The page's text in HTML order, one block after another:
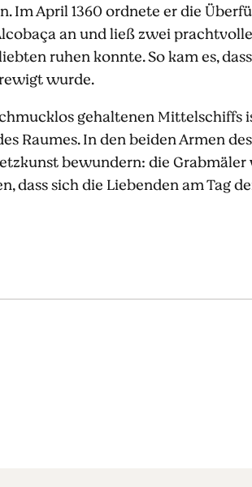
Im April 1360 ordnete er die
an und ließ zwei
ruhen konnte. So kam es,
wurde.
gehaltenen Mittelschiffs
Raumes. In den beiden Armen
bewundern: die Grabmäler
dass sich die Liebenden am Tag